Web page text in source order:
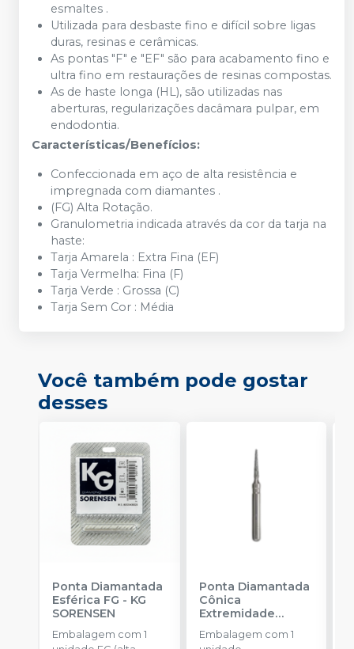
esmaltes .
Utilizada para desbaste fino e difícil sobre ligas
duras, resinas e cerâmicas.
As pontas "F" e "EF" são para acabamento fino e
ultra fino em restaurações de resinas compostas.
As de haste longa (HL), são utilizadas nas
aberturas, regularizações dacâmara pulpar, em
endodontia.
Características/Benefícios:
Confeccionada em aço de alta resistência e
impregnada com diamantes .
(FG) Alta Rotação.
Granulometria indicada através da cor da tarja na
haste:
Tarja Amarela : Extra Fina (EF)
Tarja Vermelha: Fina (F)
Tarja Verde : Grossa (C)
Tarja Sem Cor : Média
Você também pode gostar
desses
Ponta Diamantada
Esférica FG - KG
SORENSEN
Embalagem com 1
Ponta Diamantada
Cônica
Extremidade
Arredondada FG
KG SORENSEN
Embalagem com 1